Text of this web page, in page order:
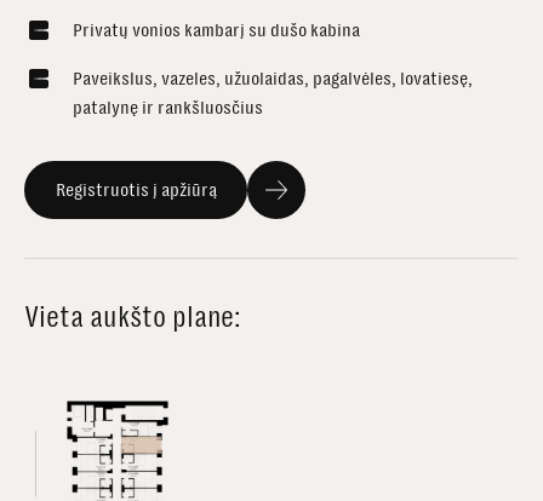
Vieta aukšto plane:
Privatų vonios kambarį su dušo kabina
Paveikslus, vazeles, užuolaidas, pagalvėles, lovatiesę,
patalynę ir rankšluosčius
Registruotis į apžiūrą